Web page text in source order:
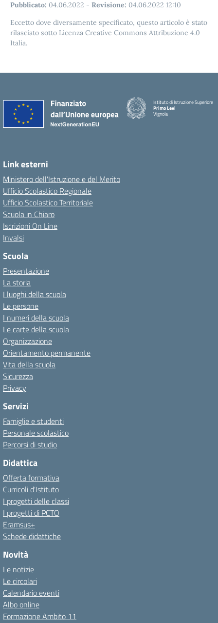
Pubblicato: 04.06.2022 - Revisione: 04.06.2022 12:10
Eccetto dove diversamente specificato, questo articolo è stato
rilasciato sotto Licenza Creative Commons Attribuzione 4.0
Italia.
Istituto di Istruzione Superiore
Primo Levi
Vignola
Link esterni
Ministero dell'Istruzione e del Merito
Ufficio Scolastico Regionale
Ufficio Scolastico Territoriale
Scuola in Chiaro
Iscrizioni On Line
Invalsi
Scuola
Presentazione
La storia
I luoghi della scuola
Le persone
I numeri della scuola
Le carte della scuola
Organizzazione
Orientamento permanente
Vita della scuola
Sicurezza
Privacy
Servizi
Famiglie e studenti
Personale scolastico
Percorsi di studio
Didattica
Offerta formativa
Curricoli d'Istituto
I progetti delle classi
I progetti di PCTO
Eramsus+
Schede didattiche
Novità
Le notizie
Le circolari
Calendario eventi
Albo online
Formazione Ambito 11